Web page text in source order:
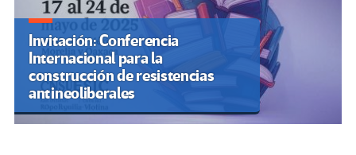
Invitación: Conferencia
Internacional para la
construcción de resistencias
antineoliberales